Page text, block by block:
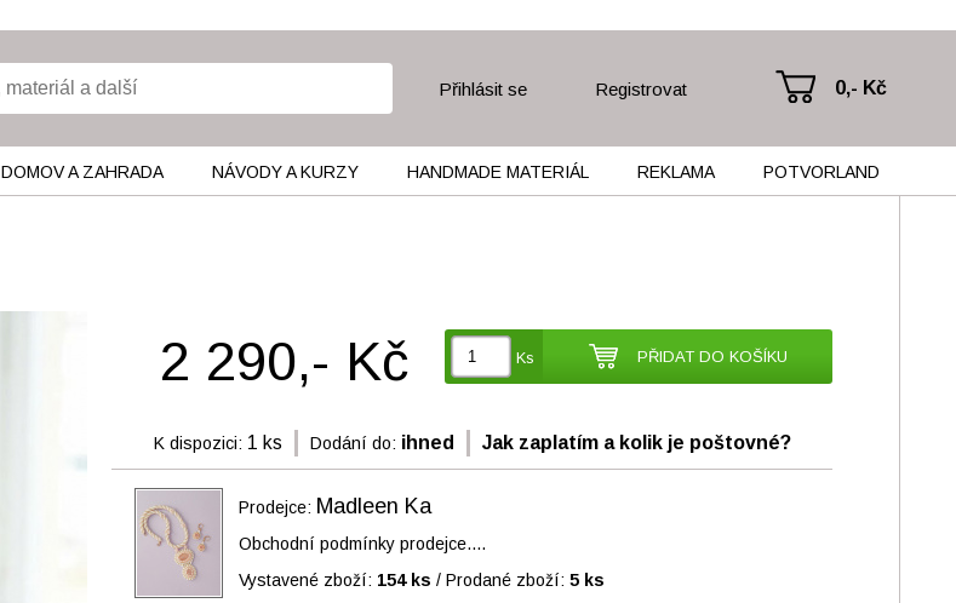
Přihlásit se Registrovat 0,- Kč
DOMOV A ZAHRADA NÁVODY A KURZY HANDMADE MATERIÁL REKLAMA POTVORLAND
2 290,- Kč Ks PŘIDAT DO KOŠÍKU
K dispozici: 1 ks Dodání do: ihned Jak zaplatím a kolik je poštovné?
Prodejce: Madleen Ka
Obchodní podmínky prodejce....
Vystavené zboží: 154 ks / Prodané zboží: 5 ks